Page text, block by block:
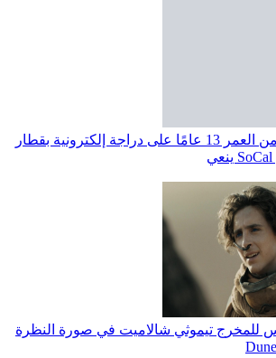
قُتل صبي يبلغ من العمر 13 عامًا على دراجة إلكترونية بقطار
للمخرج تيموثي شالاميت في صورة النظرة